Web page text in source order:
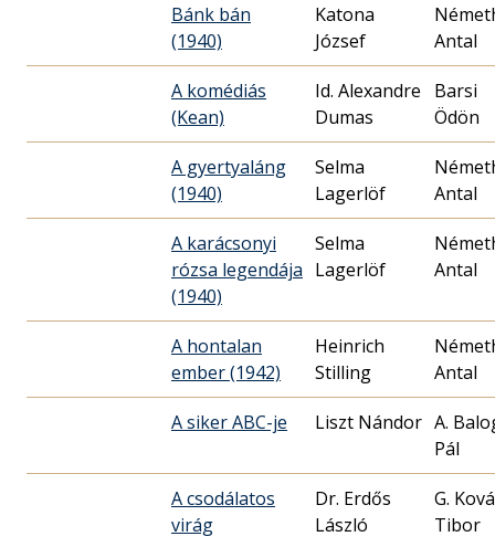
Bánk bán
(1940)
Katona
József
Antal
A komédiás
(Kean)
Id. Alexandre
Dumas
Barsi
Ödön
A gyertyaláng
(1940)
Selma
Lagerlöf
Antal
A karácsonyi
rózsa legendája
(1940)
Selma
Lagerlöf
Antal
A hontalan
ember (1942)
Heinrich
Stilling
Antal
A siker ABC-je Liszt Nándor A.
Pál
A csodálatos
virág
Dr. Erdős
László
G.
Tibor